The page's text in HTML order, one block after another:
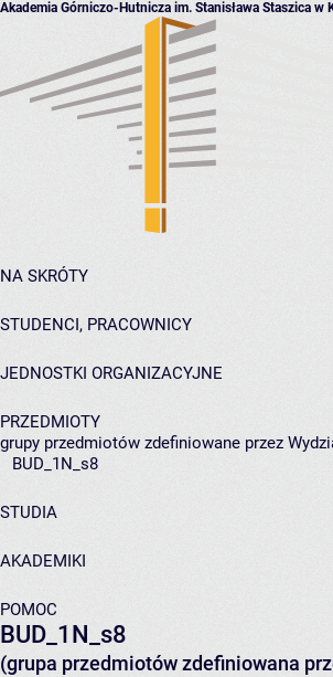
Akademia Górniczo-Hutnicza im. Stanisława Staszica w
NA SKRÓTY
STUDENCI, PRACOWNICY
JEDNOSTKI ORGANIZACYJNE
PRZEDMIOTY
grupy przedmiotów zdefiniowane przez
BUD_1N_s8
STUDIA
AKADEMIKI
POMOC
BUD_1N_s8
(grupa przedmiotów zdefiniowana